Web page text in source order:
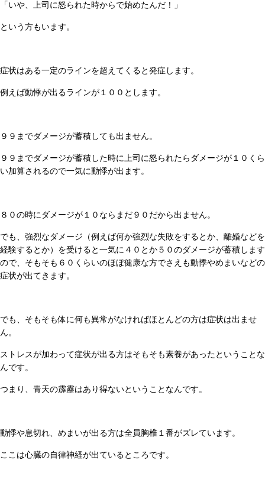
「いや、上司に怒られた時からで始めたんだ！」
という方もいます。
症状はある一定のラインを超えてくると発症します。
例えば動悸が出るラインが１００とします。
９９までダメージが蓄積しても出ません。
９９までダメージが蓄積した時に上司に怒られたらダメージが１０くら
い加算されるので一気に動悸が出ます。
８０の時にダメージが１０ならまだ９０だから出ません。
でも、強烈なダメージ（例えば何か強烈な失敗をするとか、離婚などを
経験するとか）を受けると一気に４０とか５０のダメージが蓄積します
ので、そもそも６０くらいのほぼ健康な方でさえも動悸やめまいなどの
症状が出てきます。
でも、そもそも体に何も異常がなければほとんどの方は症状は出ませ
ん。
ストレスが加わって症状が出る方はそもそも素養があったということな
んです。
つまり、青天の霹靂はあり得ないということなんです。
動悸や息切れ、めまいが出る方は全員胸椎１番がズレています。
ここは心臓の自律神経が出ているところです。